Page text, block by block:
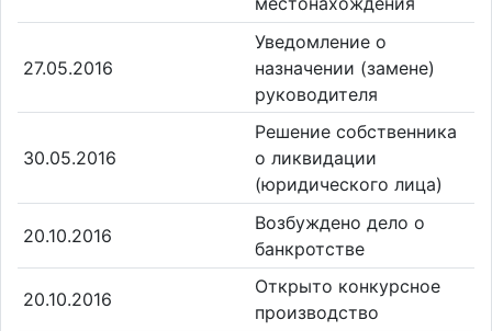
27.05.2016
Уведомление о
назначении (замене)
руководителя
30.05.2016
Решение собственника
о ликвидации
(юридического лица)
20.10.2016
Возбуждено дело о
банкротстве
20.10.2016
Открыто конкурсное
производство